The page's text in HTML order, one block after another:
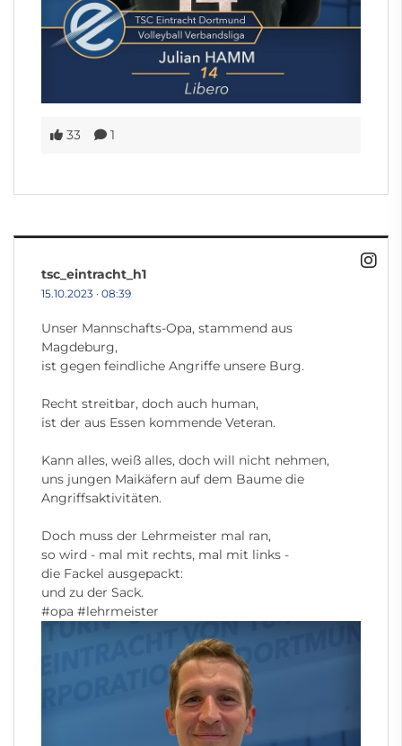
33 1
tsc_eintracht_h1
15.10.2023 · 08:39
Unser Mannschafts-Opa, stammend aus
Magdeburg,
ist gegen feindliche Angriffe unsere Burg.
Recht streitbar, doch auch human,
ist der aus Essen kommende Veteran.
Kann alles, weiß alles, doch will nicht nehmen,
uns jungen Maikäfern auf dem Baume die
Angriffsaktivitäten.
Doch muss der Lehrmeister mal ran,
so wird - mal mit rechts, mal mit links -
die Fackel ausgepackt:
und zu der Sack.
#opa #lehrmeister